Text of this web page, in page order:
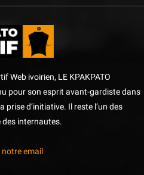
Web ivoirien, LE KPAKPATO
pour son esprit avant-gardiste dans
prise d’initiative. Il reste l’un des
des internautes.
notre email